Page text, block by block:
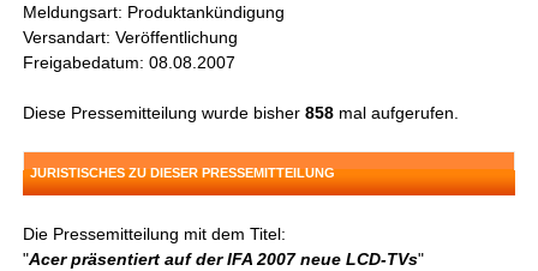
Meldungsart: Produktankündigung
Versandart: Veröffentlichung
Freigabedatum: 08.08.2007
Diese Pressemitteilung wurde bisher858 mal aufgerufen.
JURISTISCHES ZU DIESER PRESSEMITTEILUNG
Die Pressemitteilung mit dem Titel:
"Acer präsentiert auf der IFA 2007 neue LCD-TVs"